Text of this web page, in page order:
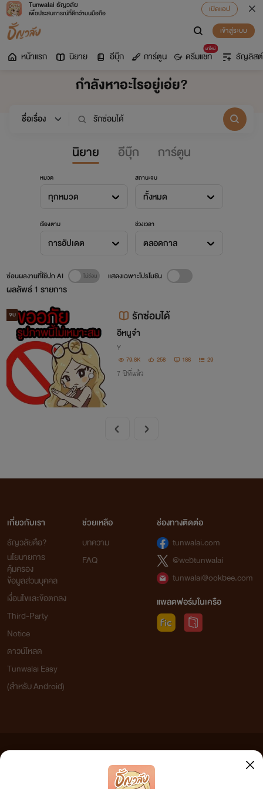
Tunwalai ธัญวลัย
เพื่อประสบการณ์ที่ดีกว่าบนมือถือ
เปิดแอป
เข้าสู่ระบบ
หน้าแรก นิยาย อีบุ๊ก การ์ตูน
มาใหม่
ดรีมแชท ธัญลิสต์
กำลังหาอะไรอยู่เอ่ย?
นิยาย อีบุ๊ก การ์ตูน
หมวด
ทุกหมวด
สถานะจบ
ทั้งหมด
เรียงตาม
การอัปเดต
ช่วงเวลา
ตลอดกาล
ผลลัพธ์1 รายการ
ซ่อนผลงานที่ใช้ปก AI แสดงเฉพาะโปรโมชัน
จบ รักซ่อมได้
อีหนูจ๋า
Y
79.8K 258 186 29
7 ปีที่แล้ว
เกี่ยวกับเรา
ธัญวลัยคือ?
นโยบายการ
คุ้มครอง
ข้อมูลส่วนบุคคล
เงื่อนไขและข้อตกลง
Third-Party
Notice
ดาวน์โหลด
Tunwalai Easy
(สำหรับ Android)
ช่วยเหลือ
บทความ
FAQ
ช่องทางติดต่อ
tunwalai.com
@webtunwalai
tunwalai@ookbee.com
แพลตฟอร์มในเครือ
เว็บไซต์แห่งนี้ไม่ได้เห็นด้วยและไม่ขอรับผิดชอบต่อข้อความใดๆ ทั้งสิ้น ดังนั้นผู้อ่านทุกท่านโปรดใช้
วิจารณญาณในการกลั่นกรองด้วยตนเอง และหากท่านพบข้อความใดๆ ที่ขัดต่อกฎหมายและศีลธรรม